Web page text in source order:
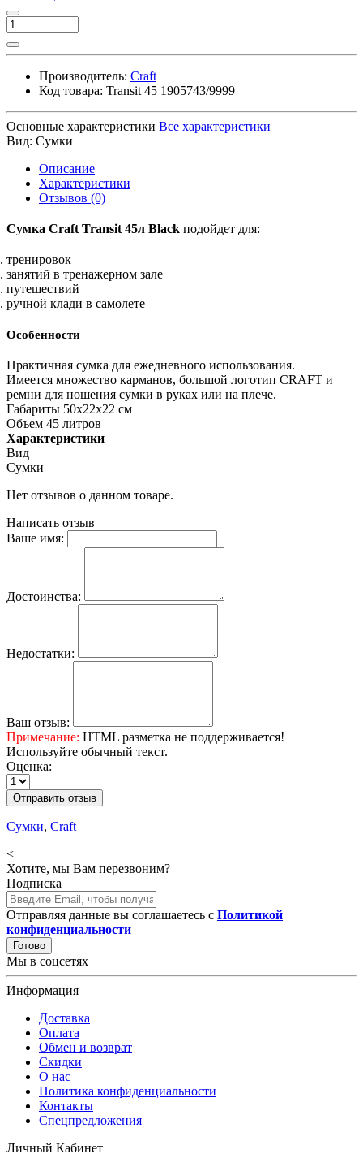
Производитель: Craft
Код товара: Transit 45 1905743/9999
Основные характеристики Все характеристики
Вид: Сумки
Описание
Характеристики
Отзывов (0)
Сумка Craft Transit 45л Black подойдет для:
тренировок
занятий в тренажерном зале
путешествий
ручной клади в самолете
Особенности
Практичная сумка для ежедневного использования.
Имеется множество карманов, большой логотип CRAFT и
ремни для ношения сумки в руках или на плече.
Габариты 50х22х22 см
Объем 45 литров
Характеристики
Вид
Сумки
Нет отзывов о данном товаре.
Написать отзыв
Ваше имя:
Достоинства:
Недостатки:
Ваш отзыв:
Примечание: HTML разметка не поддерживается!
Используйте обычный текст.
Оценка:
Отправить отзыв
Сумки, Craft
<
Хотите, мы Вам перезвоним?
Подписка
Отправляя данные вы соглашаетесь с Политикой
конфиденциальности
Готово
Мы в соцсетях
Информация
Доставка
Оплата
Обмен и возврат
Скидки
О нас
Политика конфиденциальности
Контакты
Спецпредложения
Личный Кабинет